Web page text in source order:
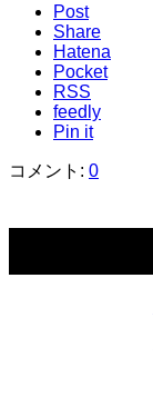
Post
Share
Hatena
Pocket
RSS
feedly
Pin it
コメント: 0